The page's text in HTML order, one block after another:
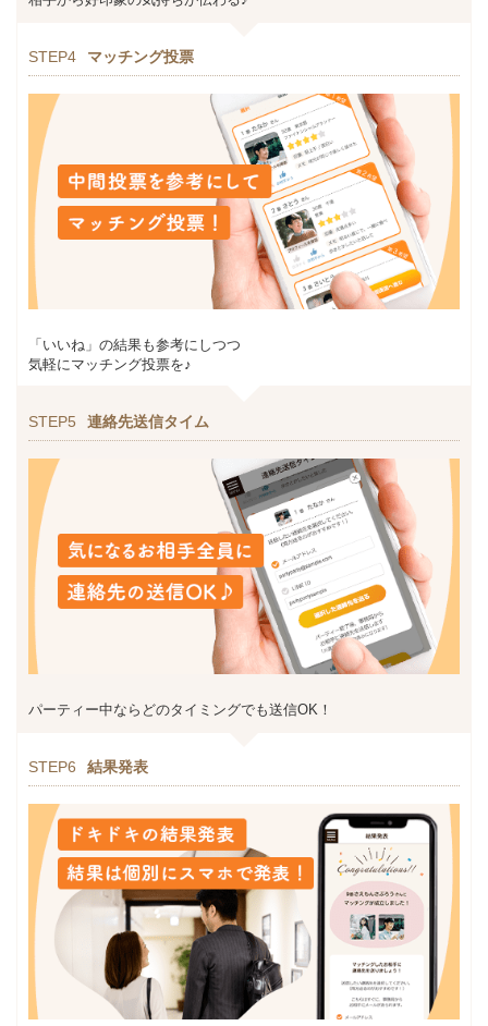
STEP4 マッチング投票
「いいね」の結果も参考にしつつ
気軽にマッチング投票を♪
STEP5 連絡先送信タイム
パーティー中ならどのタイミングでも送信OK！
STEP6 結果発表